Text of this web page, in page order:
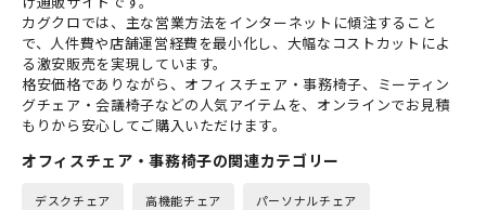
カグクロでは、主な営業方法をインターネットに傾注すること
で、人件費や店舗運営経費を最小化し、大幅なコストカットによ
る激安販売を実現しています。
格安価格でありながら、オフィスチェア・事務椅子、ミーティン
グチェア・会議椅子などの人気アイテムを、オンラインでお見積
もりから安心してご購入いただけます。
オフィスチェア・事務椅子の関連カテゴリー
デスクチェア 高機能チェア パーソナルチェア